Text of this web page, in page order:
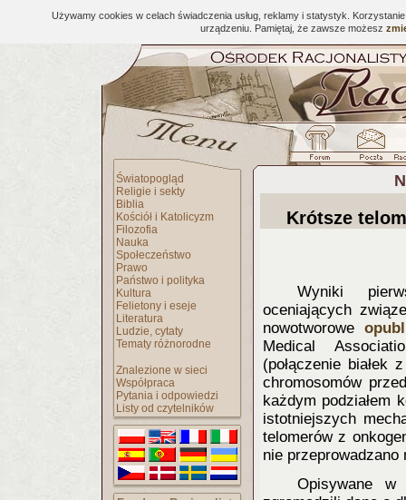
Używamy cookies w celach świadczenia usług, reklamy i statystyk.
urządzeniu. Pamiętaj, że zawsze możesz
Światopogląd
Religie i sekty
Biblia
Kościół i Katolicyzm
Filozofia
Nauka
Społeczeństwo
Prawo
Państwo i polityka
Kultura
Felietony i eseje
Literatura
Ludzie, cytaty
Tematy różnorodne
Znalezione w sieci
Współpraca
Pytania i odpowiedzi
Listy od czytelników
Krótsze
Wyniki
oceniających
nowotworowe
Medical
(połączenie białek
chromosomów
każdym podziałem
istotniejszych
telomerów z
nie
Opisywane